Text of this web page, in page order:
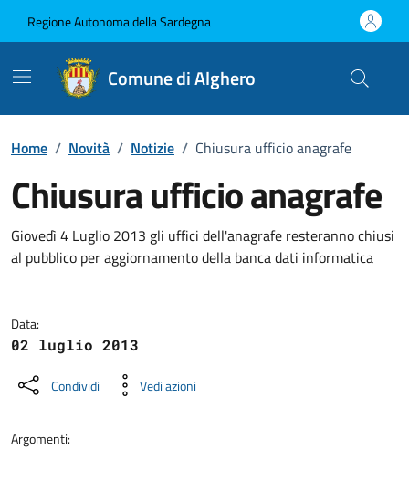
Regione Autonoma della Sardegna
Comune di Alghero
Home / Novità / Notizie / Chiusura ufficio anagrafe
Chiusura ufficio anagrafe
Dettagli della notizia
Giovedì 4 Luglio 2013 gli uffici dell'anagrafe resteranno chiusi
al pubblico per aggiornamento della banca dati informatica
Data:
02 luglio 2013
Condividi Vedi azioni
Argomenti: